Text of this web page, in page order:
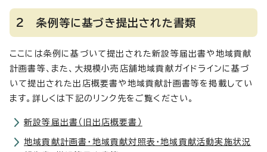
2 条例等に基づき提出された書類
ここには条例に基づいて提出された新設等届出書や地域貢献
計画書等、また、大規模小売店舗地域貢献ガイドラインに基づ
いて提出された出店概要書や地域貢献計画書等を掲載してい
ます。詳しくは下記のリンク先をご覧ください。
新設等届出書（旧出店概要書）
地域貢献計画書・地域貢献対照表・地域貢献活動実施状況